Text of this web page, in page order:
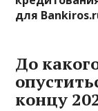
для
До
концу